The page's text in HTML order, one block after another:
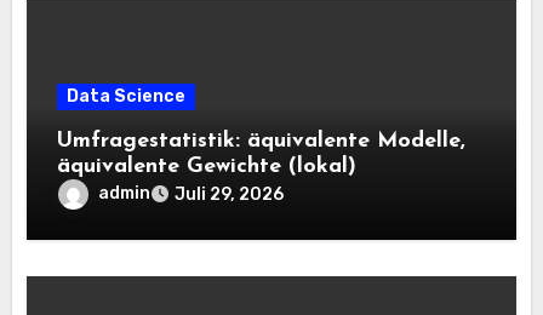
Data Science
Umfragestatistik: äquivalente Modelle,
äquivalente Gewichte (lokal)
admin Juli 29, 2026